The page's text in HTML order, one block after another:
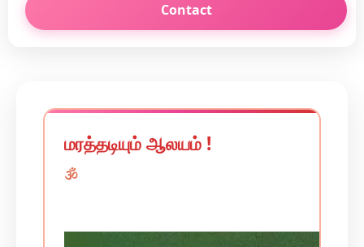
Contact
மரத்தடியும் ஆலயம் !
🕉️